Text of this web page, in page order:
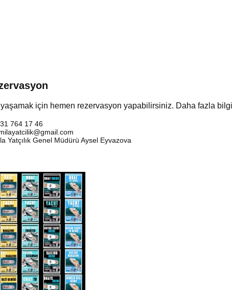
için hemen rezervasyon yapabilirsiniz. Daha fazla
764 17 46
Yatçılık Genel Müdürü Aysel Eyvazova